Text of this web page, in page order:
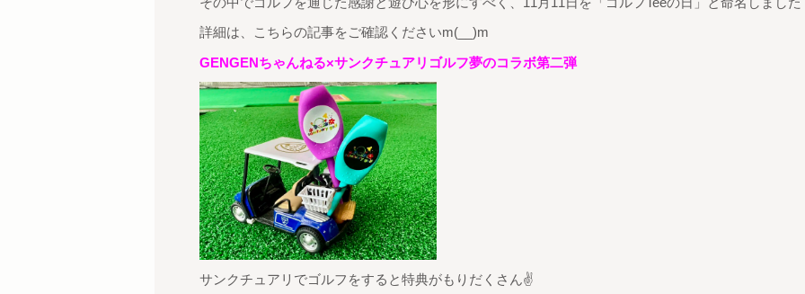
詳細は、こちらの記事をご確認くださいm(__)m
GENGENちゃんねる×サンクチュアリゴルフ夢のコラボ第二弾
サンクチュアリでゴルフをすると特典がもりだくさん✌